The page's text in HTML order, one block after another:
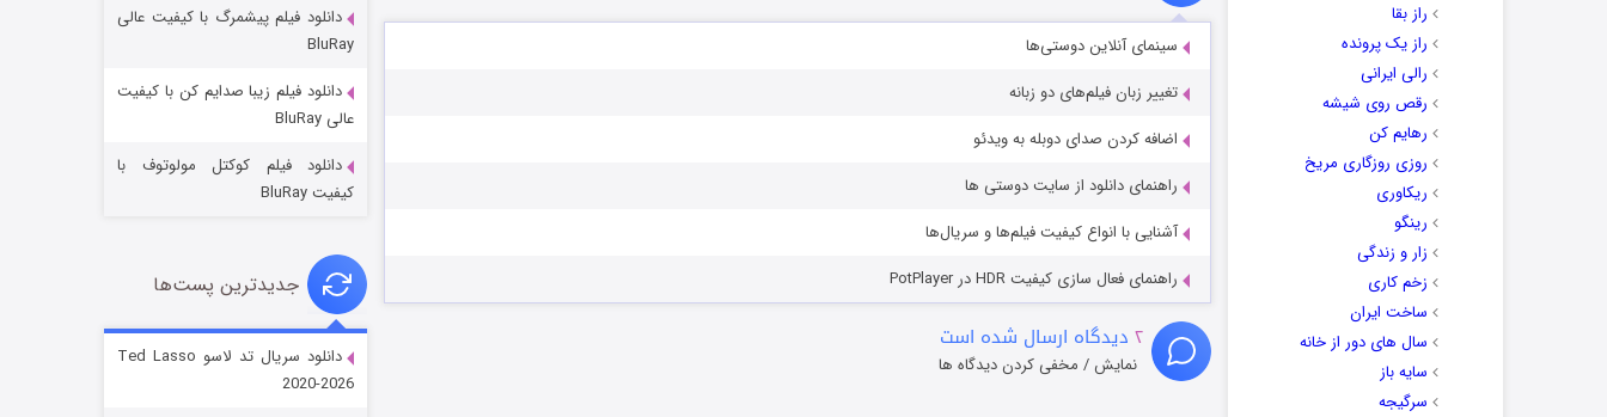
راز بقا
راز یک پرونده
رالی ایرانی
رقص روی شیشه
رهایم کن
روزی روزگاری مریخ
ریکاوری
رینگو
زار و زندگی
زخم کاری
ساخت ایران
سال های دور از خانه
سایه باز
سرگیجه
سینمای آنلاین دوستی‌ها
تغییر زبان فیلم‌های دو زبانه
اضافه کردن صدای دوبله به ویدئو
راهنمای دانلود از سایت دوستی ها
آشنایی با انواع کیفیت فیلم‌ها و سریال‌ها
راهنمای فعال سازی کیفیت HDR در PotPlayer
۲ دیدگاه ارسال شده است
نمایش / مخفی کردن دیدگاه ها
جادوگری در مغولستان
دانلود فیلم پیشمرگ با کیفیت عالی
BluRay
دانلود فیلم زیبا صدایم کن با کیفیت
عالی BluRay
دانلود فیلم کوکتل مولوتوف با
کیفیت BluRay
جدیدترین پست‌ها
دانلود سریال تد لاسو Ted Lasso
2020-2026